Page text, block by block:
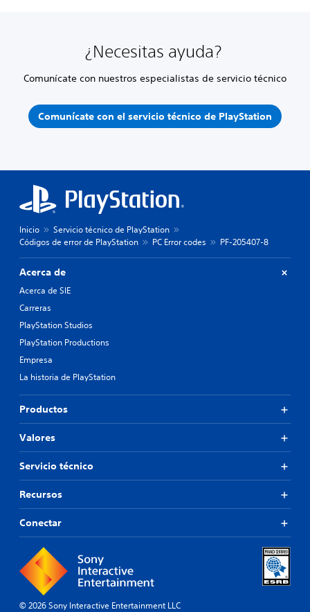
¿Necesitas ayuda?
Comunícate con nuestros especialistas de servicio técnico
Comunícate con el servicio técnico de PlayStation
Inicio
Servicio técnico de PlayStation
Códigos de error de PlayStation
PC Error codes PF-205407-8
Acerca de
Acerca de SIE
Carreras
PlayStation Studios
PlayStation Productions
Empresa
La historia de PlayStation
Productos
Valores
Servicio técnico
Recursos
Conectar
© 2026 Sony Interactive Entertainment LLC